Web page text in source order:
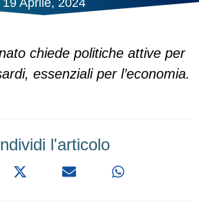
19 Aprile, 2024
chiede politiche attive per
essenziali per l’economia.
l'articolo